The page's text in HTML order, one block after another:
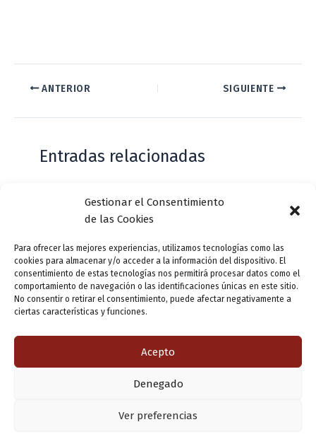
Gestionar el Consentimiento
de las Cookies
Para ofrecer las mejores experiencias, utilizamos tecnologías como las
cookies para almacenar y/o acceder a la información del dispositivo. El
consentimiento de estas tecnologías nos permitirá procesar datos como el
comportamiento de navegación o las identificaciones únicas en este sitio.
No consentir o retirar el consentimiento, puede afectar negativamente a
ciertas características y funciones.
Acepto
Denegado
Ver preferencias
ANTERIOR SIGUIENTE
Entradas relacionadas
Casa de Zorrilla conmemorarán el 168
aniversario del estreno de Don Juan
Tenorio
Deja un comentario /Actualidad/ PorVLLensutinta
Actualidad / Por
Copyright © 2026 Valladolid en su titna